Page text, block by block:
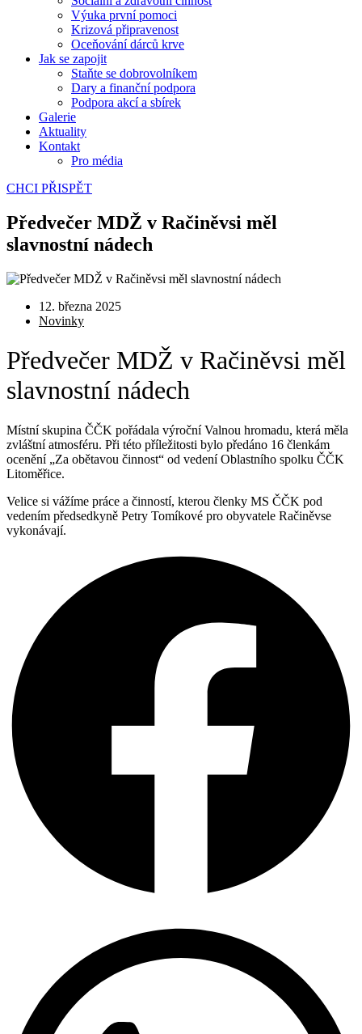
Výuka první pomoci
Krizová připravenost
Oceňování dárců krve
Jak se zapojit
Staňte se dobrovolníkem
Dary a finanční podpora
Podpora akcí a sbírek
Galerie
Aktuality
Kontakt
Pro média
CHCI PŘISPĚT
Předvečer MDŽ v Račiněvsi měl
slavnostní nádech
12. března 2025
Novinky
Předvečer MDŽ v Račiněvsi měl
slavnostní nádech
Místní skupina ČČK pořádala výroční Valnou hromadu, která měla
zvláštní atmosféru. Při této příležitosti bylo předáno 16 členkám
ocenění „Za obětavou činnost“ od vedení Oblastního spolku ČČK
Litoměřice.
Velice si vážíme práce a činností, kterou členky MS ČČK pod
vedením předsedkyně Petry Tomíkové pro obyvatele Račiněvse
vykonávají.